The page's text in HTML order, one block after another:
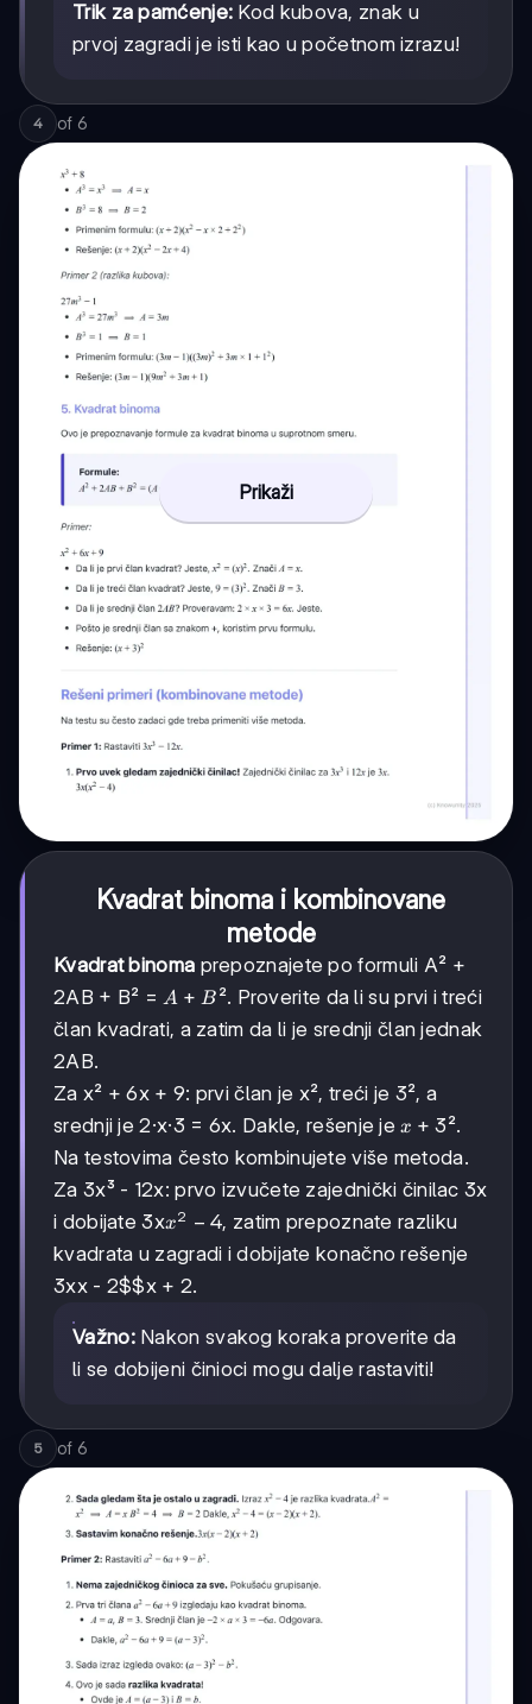
Trik za pamćenje: Kod kubova, znak u
prvoj zagradi je isti kao u početnom izrazu!
4 of 6
Prikaži
Kvadrat binoma i kombinovane
metode
Kvadrat binoma prepoznajete po formuli A² +
2AB + B² =A
+
B
A + B². Proverite da li su prvi i treći
član kvadrati, a zatim da li je srednji član jednak
2AB.
Za x² + 6x + 9: prvi član je x², treći je 3², a
srednji je 2·x·3 = 6x. Dakle, rešenje jex
+
3
x + 3².
Na testovima često kombinujete više metoda.
Za 3x³ - 12x: prvo izvučete zajednički činilac 3x
i dobijate 3xx²
-
4
x2 − 4, zatim prepoznate razliku
kvadrata u zagradi i dobijate konačno rešenje
3xx - 2$$x + 2.
Važno:Nakon svakog koraka proverite da
li se dobijeni činioci mogu dalje rastaviti!
5 of 6